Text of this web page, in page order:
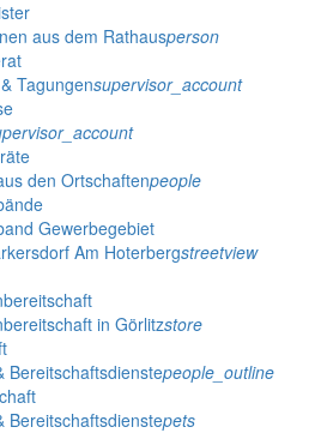
aus dem Rathausperson
Tagungensupervisor_account
den Ortschaftenpeople
Gewerbegebiet
Am Hoterbergstreetview
in Görlitzstore
Bereitschaftsdienstepeople_outline
Bereitschaftsdienstepets